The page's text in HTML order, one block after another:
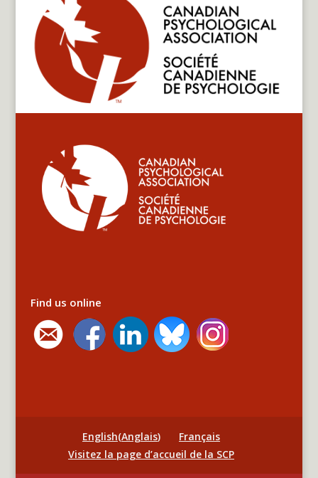
Find us online
English(Anglais)
Français
Visitez la page d’accueil de la SCP